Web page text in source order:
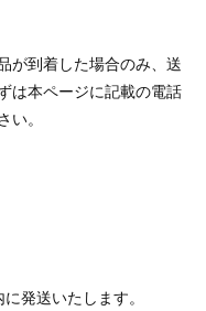
が到着した場合のみ、送
は本ページに記載の電話
い。
発送いたします。